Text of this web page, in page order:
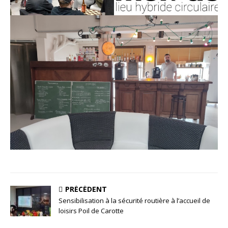
PRÉCÉDENT
Sensibilisation à la sécurité routière à l’accueil de
loisirs Poil de Carotte